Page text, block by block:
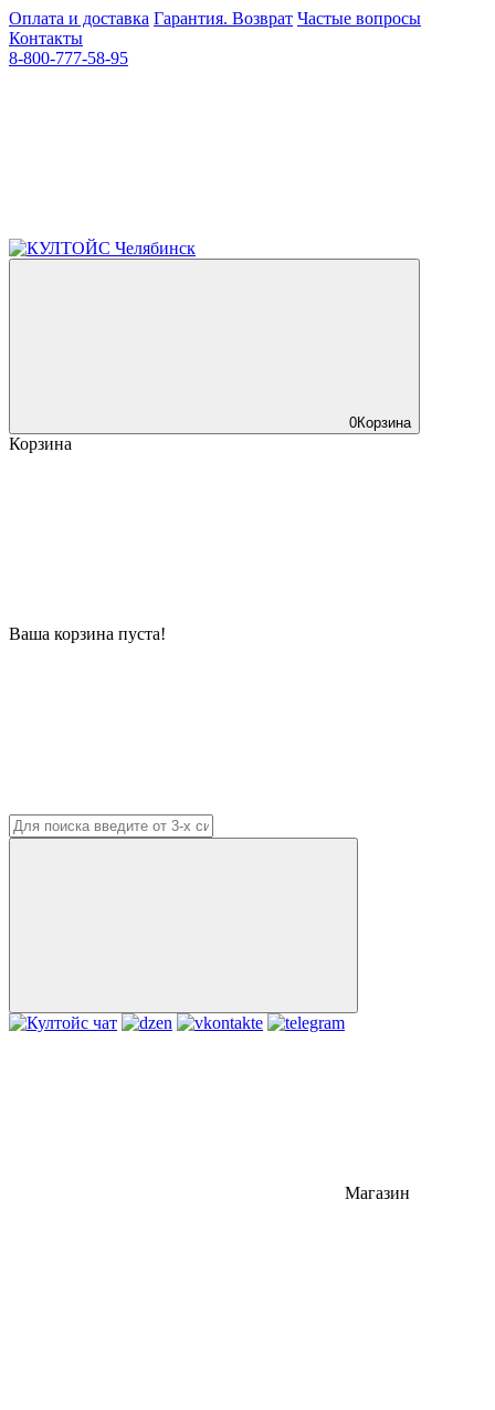
Оплата и доставка Гарантия. Возврат Частые вопросы
Контакты
8-800-777-58-95
0Корзина
Корзина
Ваша корзина пуста!
Магазин